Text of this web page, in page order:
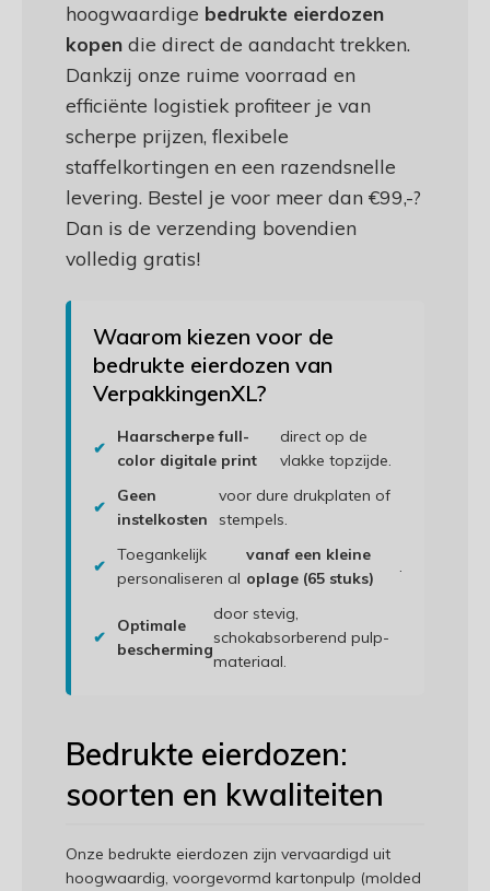
hoogwaardige bedrukte eierdozen
kopen die direct de aandacht trekken.
Dankzij onze ruime voorraad en
efficiënte logistiek profiteer je van
scherpe prijzen, flexibele
staffelkortingen en een razendsnelle
levering. Bestel je voor meer dan €99,-?
Dan is de verzending bovendien
volledig gratis!
Waarom kiezen voor de
bedrukte eierdozen van
VerpakkingenXL?
✔
Haarscherpe full-
color digitale print
direct op de
vlakke topzijde.
✔
Geen
instelkosten
voor dure drukplaten of
stempels.
✔
Toegankelijk
personaliseren al
vanaf een kleine
oplage (65 stuks)
.
✔
Optimale
bescherming
door stevig,
schokabsorberend pulp-
materiaal.
Bedrukte eierdozen:
soorten en kwaliteiten
Onze bedrukte eierdozen zijn vervaardigd uit
hoogwaardig, voorgevormd kartonpulp (molded